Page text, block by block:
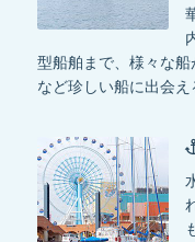
型船舶まで、様々な
など珍しい船に出会え